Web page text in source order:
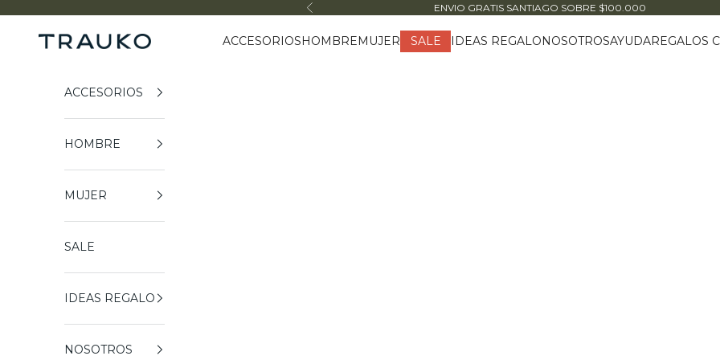
Anterior ENVIO GRATIS SANTIAGO SOBRE $100.000
Trauko ACCESORIOSHOMBREMUJER SALE IDEAS REGALONOSOTROSAYUDAREGALOS
ACCESORIOS
HOMBRE
MUJER
SALE
IDEAS REGALO
NOSOTROS